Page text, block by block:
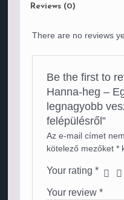
Reviews (0)
There are no reviews
Be the first to
Hanna-heg –
legnagyobb
felépülésről”
Az e-mail címet
kötelező mezőket*
Your rating*
Your review*